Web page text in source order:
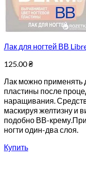
Лак для ногтей ВВ
125.00₴
Лак можно применять
пластины после
наращивания.
маскируя желтизну и
подобно ВВ-
ногти один-два слоя.
Купить